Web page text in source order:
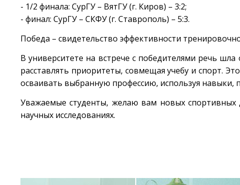
- 1/2 финала: СурГУ – ВятГУ (г. Киров) – 3:2;
- финал: СурГУ – СКФУ (г. Ставрополь) – 5:3.
Победа – свидетельство эффективности
В университете на встрече с победителями речь
расставлять приоритеты, совмещая учебу и спорт.
осваивать выбранную профессию, используя навыки,
Уважаемые студенты, желаю вам новых спортивных
научных исследованиях.